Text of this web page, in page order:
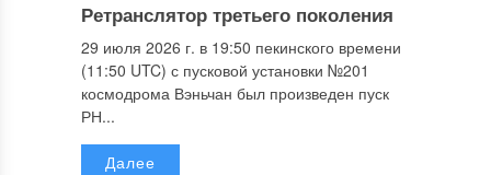
Ретранслятор третьего поколения
29 июля 2026 г. в 19:50 пекинского времени
(11:50 UTC) с пусковой установки №201
космодрома Вэньчан был произведен пуск
РН...
Далее